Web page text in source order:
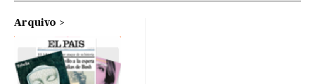
Arquivo